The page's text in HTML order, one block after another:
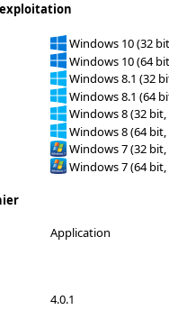
Windows 10 (32
Windows 10 (64
Windows 8.1 (32
Windows 8.1 (64
Windows 8 (32 bit,
Windows 8 (64 bit,
Windows 7 (32 bit,
Windows 7 (64 bit,
Application
4.0.1